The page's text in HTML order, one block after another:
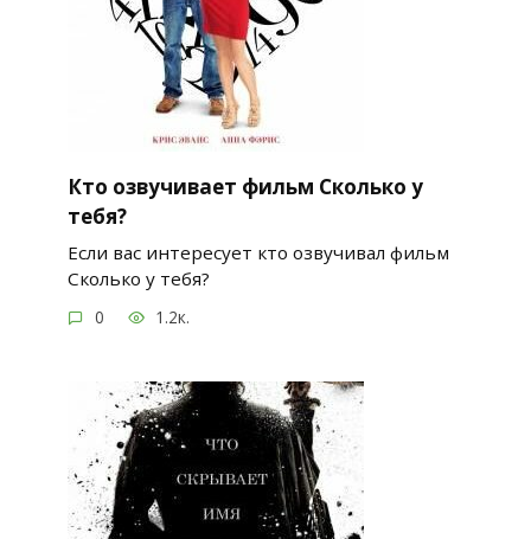
Кто озвучивает фильм Сколько у
тебя?
Если вас интересует кто озвучивал фильм
Сколько у тебя?
0 1.2к.